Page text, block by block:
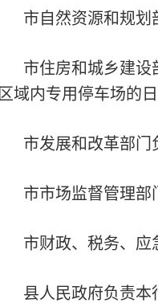
市自然资源和规划
市住房和城乡建
区域内专用停车场的
市发展和改革部门
市市场监督管理部
市财政、税务、
县人民政府负责